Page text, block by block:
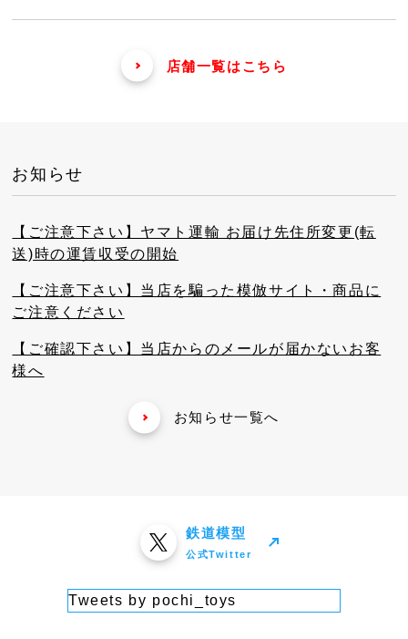
店舗一覧はこちら
お知らせ
【ご注意下さい】ヤマト運輸 お届け先住所変更(転
送)時の運賃収受の開始
【ご注意下さい】当店を騙った模倣サイト・商品に
ご注意ください
【ご確認下さい】当店からのメールが届かないお客
様へ
お知らせ一覧へ
鉄道模型
公式Twitter
Tweets by pochi_toys